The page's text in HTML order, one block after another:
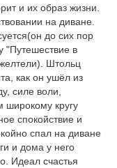
и их образ жизни.
на диване.
до сих пор
"Путешествие в
Штольц
как он ушёл из
силе воли,
широкому кругу
спокойствие и
спал на диване
и дома у него
Идеал счастья